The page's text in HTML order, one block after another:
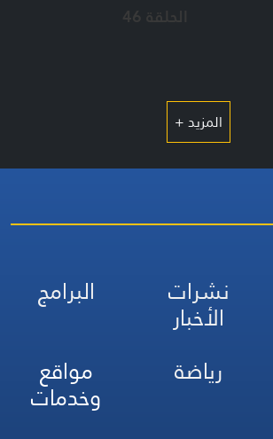
الحلقة 46
المزيد +
نشرات
الأخبار
البرامج
رياضة مواقع
وخدمات